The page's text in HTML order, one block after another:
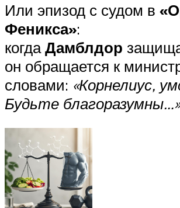
Или эпизод с судом в
Феникса»:
когдаДамблдор
он обращается к
словами: «Корнелиус,
Будьте благоразумны…»